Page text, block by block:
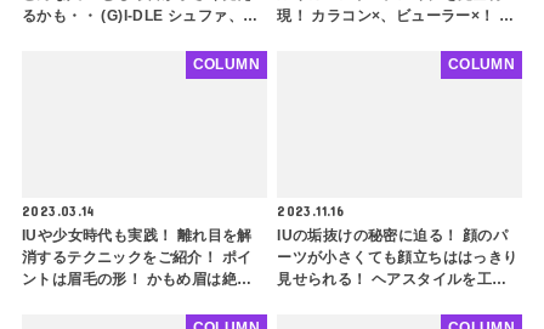
るかも・・ (G)I-DLE シュファ、ハ
現！ カラコン×、ビューラー×！ 引
した少女らしさと上品さを一度に叶
2023.03.14
IUや少女時代も実践！ 離れ目を解
消するテクニックをご紹介！ ポイ
ントは眉毛の形！ かもめ眉は絶対
COLUMN
2023.11.16
IUの垢抜けの秘密に迫る！ 顔のパ
ーツが小さくても顔立ちははっきり
見せられる！ ヘアスタイルを工夫
COLUMN